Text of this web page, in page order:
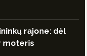
rajone: dėl
moteris